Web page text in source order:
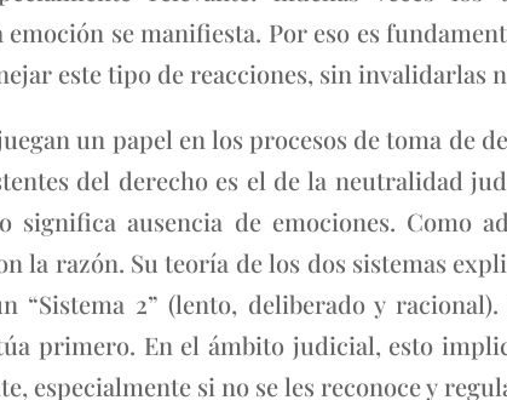
se manifiesta. Por eso es
este tipo de reacciones, sin invalidarlas
un papel en los procesos de toma de
del derecho es el de la neutralidad
ausencia de emociones. Como
la razón. Su teoría de los dos sistemas
“Sistema 2” (lento, deliberado y
primero. En el ámbito judicial, esto
especialmente si no se les reconoce y